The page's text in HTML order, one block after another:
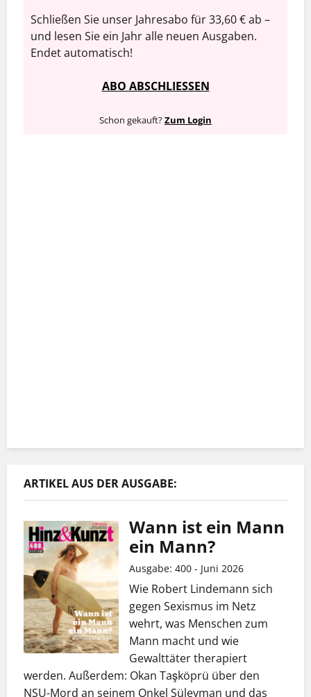
Schließen Sie unser Jahresabo für 33,60 € ab –
und lesen Sie ein Jahr alle neuen Ausgaben.
Endet automatisch!
ABO ABSCHLIESSEN
Schon gekauft?Zum Login
ARTIKEL AUS DER AUSGABE:
Wann ist ein Mann
ein Mann?
Ausgabe: 400 - Juni 2026
Wie Robert Lindemann sich
gegen Sexismus im Netz
wehrt, was Menschen zum
Mann macht und wie
Gewalttäter therapiert
werden. Außerdem: Okan Taşköprü über den
NSU-Mord an seinem Onkel Süleyman und das